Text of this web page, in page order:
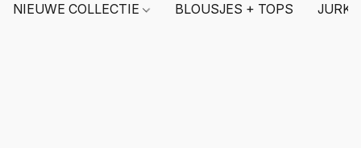
NIEUWE COLLECTIE BLOUSJES + TOPS